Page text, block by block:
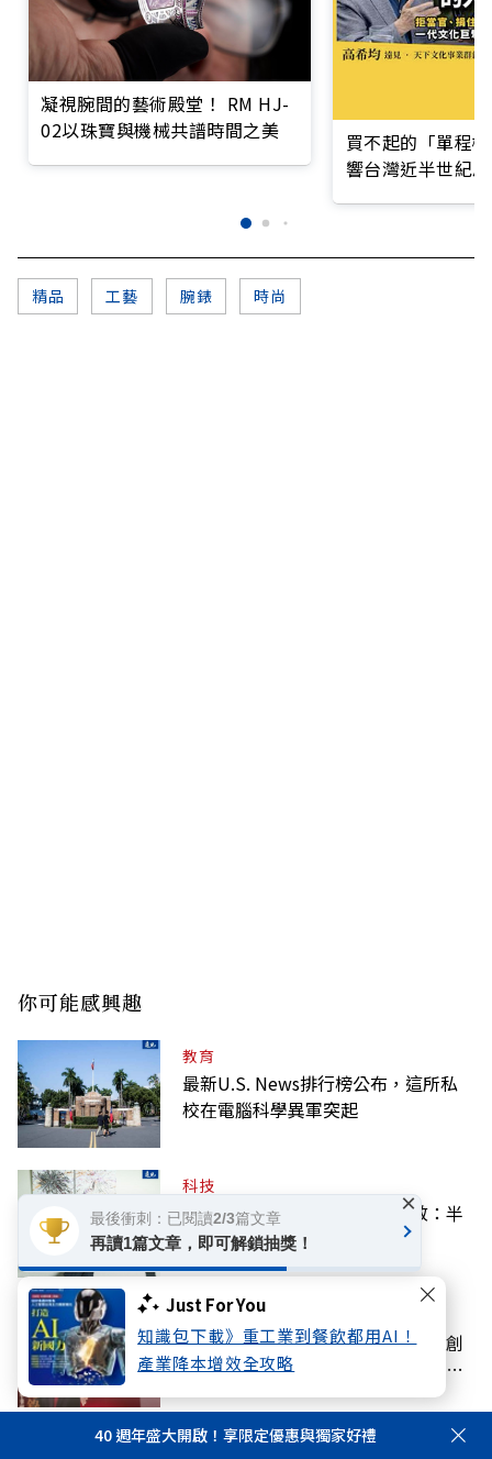
Just For You
知識包下載》重工業到餐飲都用AI！
產業降本增效全攻略
凝視腕間的藝術殿堂！ RM HJ-
02以珠寶與機械共譜時間之美
買不起的「單程
響台灣近半世紀
精品 工藝 腕錶 時尚
你可能感興趣
教育
最新U.S. News排行榜公布，這所私
校在電腦科學異軍突起
科技
台灣年輕人前途較抗跌？林宜敬：半
導體剛好躲過AI取代
話題
厚植臺灣軟實力！遠見‧天下文化創
辦人高希均辭世，文化部將呈請總統
明令褒揚
國際
40 週年盛大開啟！享限定優惠與獨家好禮
最後衝刺：已閱讀2/3篇文章
再讀1篇文章，即可解鎖抽獎！
×